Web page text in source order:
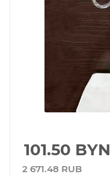
101.50 BYN
2 671.48 RUB